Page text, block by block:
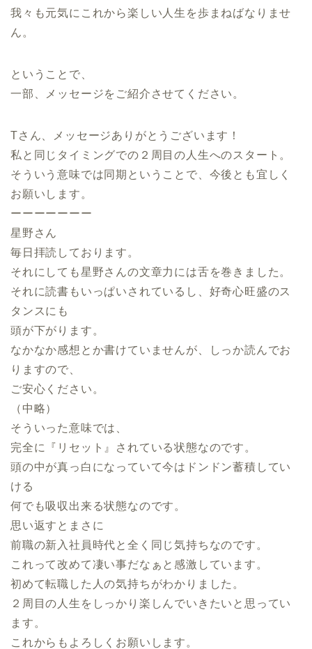
我々も元気にこれから楽しい人生を歩まねばなりませ
ん。
ということで、
一部、メッセージをご紹介させてください。
Tさん、メッセージありがとうございます！
私と同じタイミングでの２周目の人生へのスタート。
そういう意味では同期ということで、今後とも宜しく
お願いします。
ーーーーーーー
星野さん
毎日拝読しております。
それにしても星野さんの文章力には舌を巻きました。
それに読書もいっぱいされているし、好奇心旺盛のス
タンスにも
頭が下がります。
なかなか感想とか書けていませんが、しっか読んでお
りますので、
ご安心ください。
（中略）
そういった意味では、
完全に『リセット』されている状態なのです。
頭の中が真っ白になっていて今はドンドン蓄積してい
ける
何でも吸収出来る状態なのです。
思い返すとまさに
前職の新入社員時代と全く同じ気持ちなのです。
これって改めて凄い事だなぁと感激しています。
初めて転職した人の気持ちがわかりました。
２周目の人生をしっかり楽しんでいきたいと思ってい
ます。
これからもよろしくお願いします。